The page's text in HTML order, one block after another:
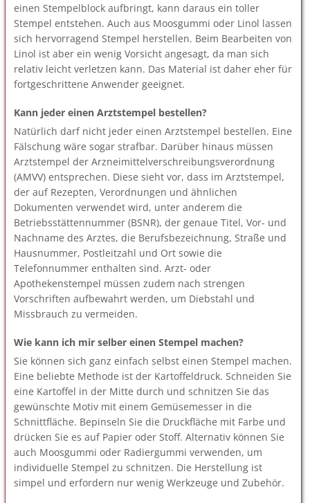
einen Stempelblock aufbringt, kann daraus ein toller
Stempel entstehen. Auch aus Moosgummi oder Linol lassen
sich hervorragend Stempel herstellen. Beim Bearbeiten von
Linol ist aber ein wenig Vorsicht angesagt, da man sich
relativ leicht verletzen kann. Das Material ist daher eher für
fortgeschrittene Anwender geeignet.
Kann jeder einen Arztstempel bestellen?
Natürlich darf nicht jeder einen Arztstempel bestellen. Eine
Fälschung wäre sogar strafbar. Darüber hinaus müssen
Arztstempel der Arzneimittelverschreibungsverordnung
(AMVV) entsprechen. Diese sieht vor, dass im Arztstempel,
der auf Rezepten, Verordnungen und ähnlichen
Dokumenten verwendet wird, unter anderem die
Betriebsstättennummer (BSNR), der genaue Titel, Vor- und
Nachname des Arztes, die Berufsbezeichnung, Straße und
Hausnummer, Postleitzahl und Ort sowie die
Telefonnummer enthalten sind. Arzt- oder
Apothekenstempel müssen zudem nach strengen
Vorschriften aufbewahrt werden, um Diebstahl und
Missbrauch zu vermeiden.
Wie kann ich mir selber einen Stempel machen?
Sie können sich ganz einfach selbst einen Stempel machen.
Eine beliebte Methode ist der Kartoffeldruck. Schneiden Sie
eine Kartoffel in der Mitte durch und schnitzen Sie das
gewünschte Motiv mit einem Gemüsemesser in die
Schnittfläche. Bepinseln Sie die Druckfläche mit Farbe und
drücken Sie es auf Papier oder Stoff. Alternativ können Sie
auch Moosgummi oder Radiergummi verwenden, um
individuelle Stempel zu schnitzen. Die Herstellung ist
simpel und erfordern nur wenig Werkzeuge und Zubehör.